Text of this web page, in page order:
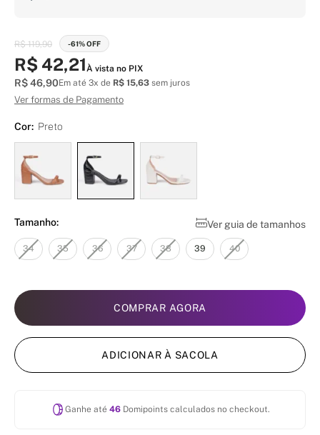
R$ 119,90 -61% OFF
R$ 42,21À vista no PIX
R$ 46,90Em até 3x de R$ 15,63 sem juros
Ver formas de Pagamento
Cor: Preto
Ver guia de tamanhos
Tamanho:
34 35 36 37 38 39 40
COMPRAR AGORA
ADICIONAR À SACOLA
Ganhe até 46Domipoints calculados no checkout.